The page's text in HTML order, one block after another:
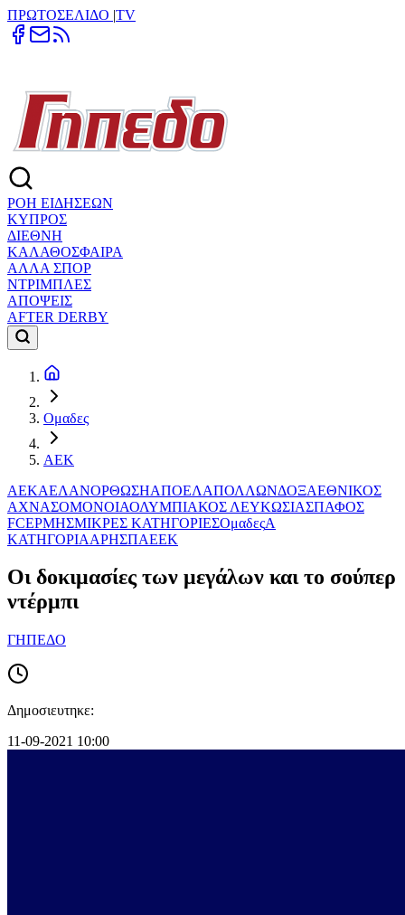
ΠΡΩΤΟΣΕΛΙΔΟ |TV
ΡΟΗ ΕΙΔΗΣΕΩΝ
ΚΥΠΡΟΣ
ΔΙΕΘΝΗ
ΚΑΛΑΘΟΣΦΑΙΡΑ
ΑΛΛΑ ΣΠΟΡ
ΝΤΡΙΜΠΛΕΣ
ΑΠΟΨΕΙΣ
AFTER DERBY
Ομαδες
ΑΕΚ
ΑΕΚΑΕΛΑΝΟΡΘΩΣΗΑΠΟΕΛΑΠΟΛΛΩΝΔΟΞΑΕΘΝΙΚΟΣ
ΑΧΝΑΣΟΜΟΝΟΙΑΟΛΥΜΠΙΑΚΟΣ ΛΕΥΚΩΣΙΑΣΠΑΦΟΣ
FCΕΡΜΗΣΜΙΚΡΕΣ ΚΑΤΗΓΟΡΙΕΣΟμαδεςΑ
ΚΑΤΗΓΟΡΙΑΑΡΗΣΠΑΕΕΚ
Οι δοκιμασίες των μεγάλων και το σούπερ
ντέρμπι
ΓΗΠΕΔΟ
Δημοσιευτηκε:
11-09-2021 10:00